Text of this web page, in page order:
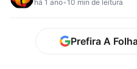
há 1 ano•10 min de leitura
Prefira A